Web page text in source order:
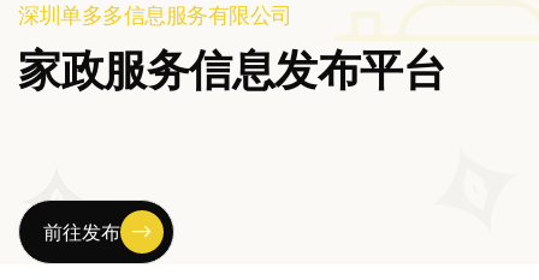
深圳单多多信息服务有限公司
家政服务信息发布平台
前往发布